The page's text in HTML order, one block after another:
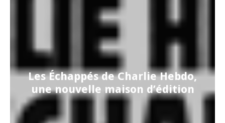
Les Échappés de Charlie Hebdo,
une nouvelle maison d’édition